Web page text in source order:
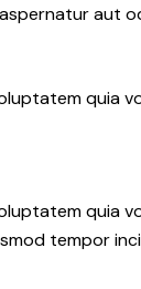
aut
tempor